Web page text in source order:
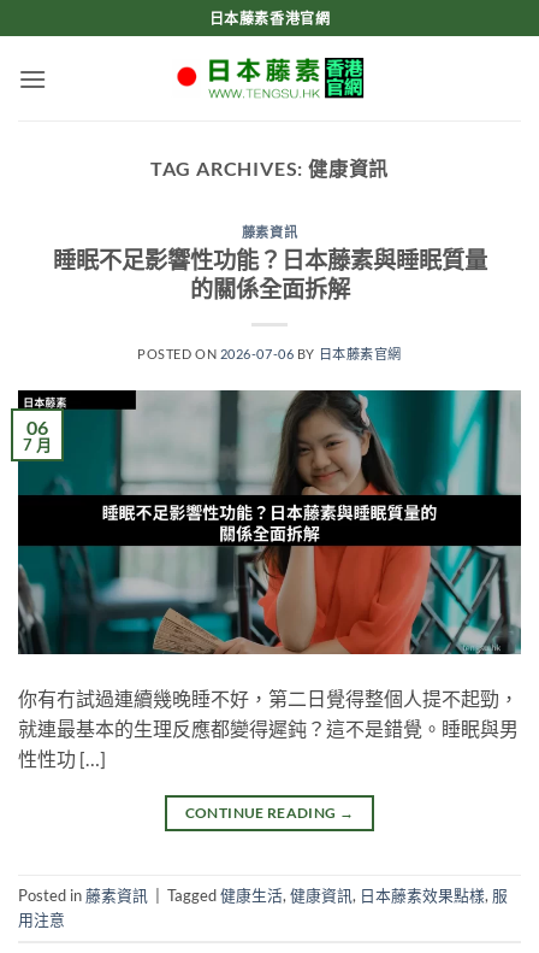
to
content
日本藤素香港官網
TAG ARCHIVES: 健康資訊
藤素資訊
睡眠不足影響性功能？日本藤素與睡眠質量
的關係全面拆解
POSTED ON 2026-07-06 BY 日本藤素官網
06
7 月
你有冇試過連續幾晚睡不好，第二日覺得整個人提不起勁，
就連最基本的生理反應都變得遲鈍？這不是錯覺。睡眠與男
性性功 […]
CONTINUE READING →
Posted in藤素資訊 Tagged健康生活,健康資訊, 日本藤素效果點樣, 服
用注意